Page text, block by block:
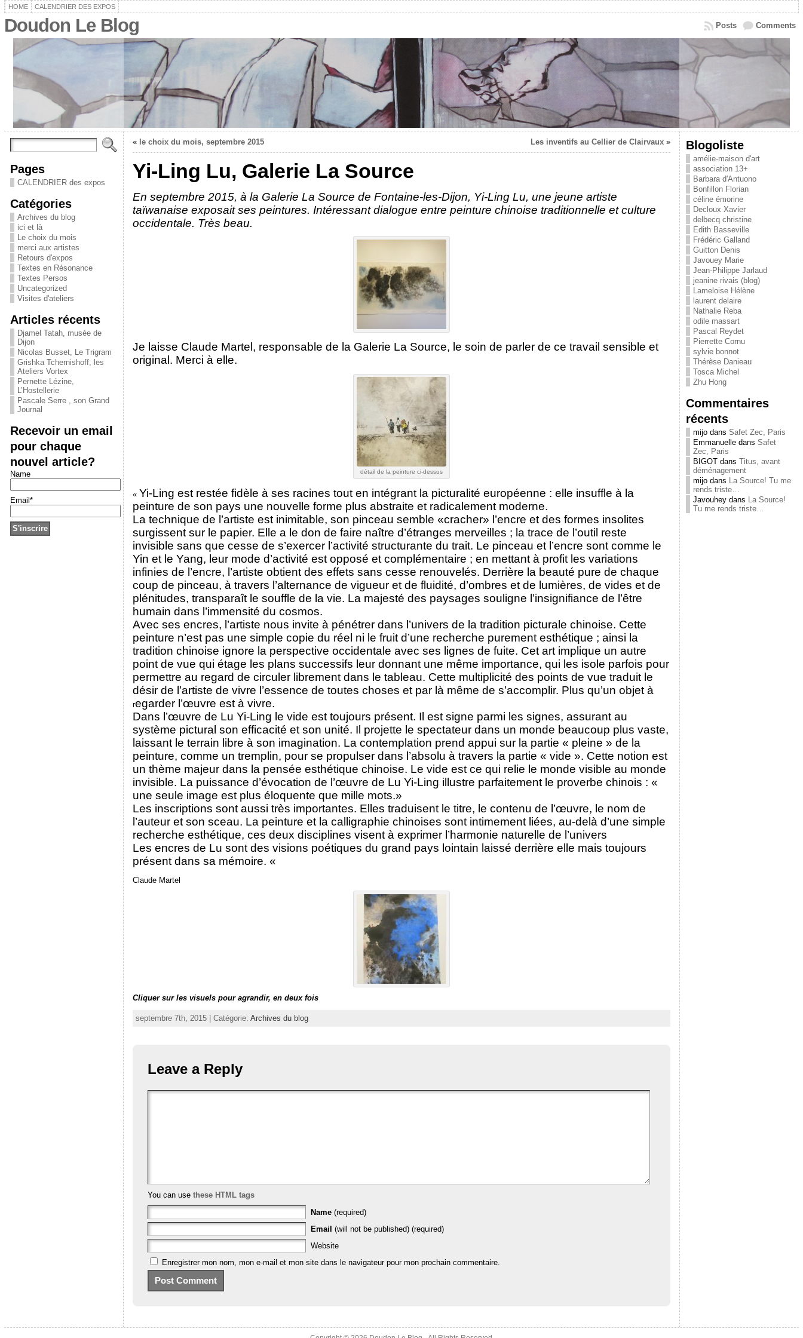
HOME CALENDRIER DES EXPOS
Doudon Le Blog Comments
Posts
Pages
CALENDRIER des expos
Catégories
Archives du blog
ici et là
Le choix du mois
merci aux artistes
Retours d'expos
Textes en Résonance
Textes Persos
Uncategorized
Visites d'ateliers
Articles récents
Djamel Tatah, musée de
Dijon
Nicolas Busset, Le Trigram
Grishka Tchernishoff, les
Ateliers Vortex
Pernette Lézine,
L’Hostellerie
Pascale Serre , son Grand
Journal
Recevoir un email
pour chaque
nouvel article?
Name
Email*
« le choix du mois, septembre 2015 Les inventifs au Cellier de Clairvaux»
Yi-Ling Lu, Galerie La Source
En septembre 2015, à la Galerie La Source de Fontaine-les-Dijon, Yi-Ling Lu, une jeune artiste
taïwanaise exposait ses peintures. Intéressant dialogue entre peinture chinoise traditionnelle et culture
occidentale. Très beau.
Je laisse Claude Martel, responsable de la Galerie La Source, le soin de parler de ce travail sensible et
original. Merci à elle.
détail de la peinture ci-dessus
« Yi-Ling est restée fidèle à ses racines tout en intégrant la picturalité européenne : elle insuffle à la
peinture de son pays une nouvelle forme plus abstraite et radicalement moderne.
La technique de l’artiste est inimitable, son pinceau semble «cracher» l’encre et des formes insolites
surgissent sur le papier. Elle a le don de faire naître d’étranges merveilles ; la trace de l’outil reste
invisible sans que cesse de s’exercer l’activité structurante du trait. Le pinceau et l’encre sont comme le
Yin et le Yang, leur mode d’activité est opposé et complémentaire ; en mettant à profit les variations
infinies de l’encre, l’artiste obtient des effets sans cesse renouvelés. Derrière la beauté pure de chaque
coup de pinceau, à travers l’alternance de vigueur et de fluidité, d’ombres et de lumières, de vides et de
plénitudes, transparaît le souffle de la vie. La majesté des paysages souligne l’insignifiance de l’être
humain dans l’immensité du cosmos.
Avec ses encres, l’artiste nous invite à pénétrer dans l’univers de la tradition picturale chinoise. Cette
peinture n’est pas une simple copie du réel ni le fruit d’une recherche purement esthétique ; ainsi la
tradition chinoise ignore la perspective occidentale avec ses lignes de fuite. Cet art implique un autre
point de vue qui étage les plans successifs leur donnant une même importance, qui les isole parfois pour
permettre au regard de circuler librement dans le tableau. Cette multiplicité des points de vue traduit le
désir de l’artiste de vivre l’essence de toutes choses et par là même de s’accomplir. Plus qu’un objet à
regarder l’œuvre est à vivre.
Dans l’œuvre de Lu Yi-Ling le vide est toujours présent. Il est signe parmi les signes, assurant au
système pictural son efficacité et son unité. Il projette le spectateur dans un monde beaucoup plus vaste,
laissant le terrain libre à son imagination. La contemplation prend appui sur la partie « pleine » de la
peinture, comme un tremplin, pour se propulser dans l’absolu à travers la partie « vide ». Cette notion est
un thème majeur dans la pensée esthétique chinoise. Le vide est ce qui relie le monde visible au monde
invisible. La puissance d’évocation de l’œuvre de Lu Yi-Ling illustre parfaitement le proverbe chinois : «
une seule image est plus éloquente que mille mots.»
Les inscriptions sont aussi très importantes. Elles traduisent le titre, le contenu de l’œuvre, le nom de
l’auteur et son sceau. La peinture et la calligraphie chinoises sont intimement liées, au-delà d’une simple
recherche esthétique, ces deux disciplines visent à exprimer l’harmonie naturelle de l’univers
Les encres de Lu sont des visions poétiques du grand pays lointain laissé derrière elle mais toujours
présent dans sa mémoire. «
Claude Martel
Cliquer sur les visuels pour agrandir, en deux fois
septembre 7th, 2015 | Catégorie: Archives du blog
Leave a Reply
You can use these HTML tags
Name (required)
Email (will not be published) (required)
Website
Enregistrer mon nom, mon e-mail et mon site dans le navigateur pour mon prochain commentaire.
Blogoliste
amélie-maison d'art
association 13+
Barbara d'Antuono
Bonfillon Florian
céline émorine
Decloux Xavier
delbecq christine
Edith Basseville
Frédéric Galland
Guitton Denis
Javouey Marie
Jean-Philippe Jarlaud
jeanine rivais (blog)
Lameloise Hélène
laurent delaire
Nathalie Reba
odile massart
Pascal Reydet
Pierrette Cornu
sylvie bonnot
Thérèse Danieau
Tosca Michel
Zhu Hong
Commentaires
récents
mijodans Safet Zec, Paris
Emmanuelledans Safet
Zec, Paris
BIGOTdans Titus, avant
déménagement
mijodans La Source! Tu me
rends triste…
Javouheydans La Source!
Tu me rends triste…